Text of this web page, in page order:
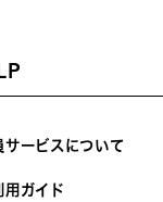
サービスについて
用ガイド